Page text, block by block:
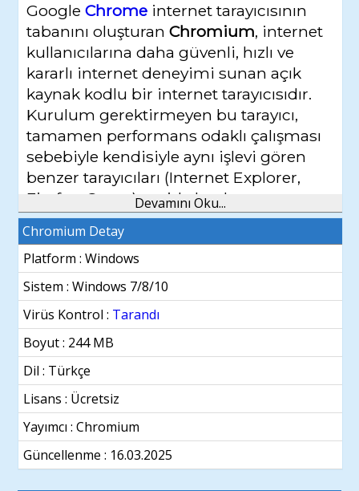
GoogleChrome internet tarayıcısının
tabanını oluşturanChromium, internet
kullanıcılarına daha güvenli, hızlı ve
kararlı internet deneyimi sunan açık
kaynak kodlu bir internet tarayıcısıdır.
Kurulum gerektirmeyen bu tarayıcı,
tamamen performans odaklı çalışması
sebebiyle kendisiyle aynı işlevi gören
benzer tarayıcıları (Internet Explorer,
Firefox, Opera) geride bırakmayı
başarıyor. Başlangıçta, mevcut popüler
internet tarayıcılarına aşina olan
kullanıcılar için arayüzü her ne kadar
basit görünsede diğer internet
tarayıcılarına oranla hızı ve güvenliği
dikkat çekiyor. Tarayıcı üzerinde
normalin aksine fazla düğmeler
bulunmuyor.
Kullanıcılar için yeni bir internet
tarayıcısına geçiş yapmak ve alışmak
her ne kadar zor olsa dahi, Chromium
için bu oldukça kolay. Ücretsiz bir
Devamını Oku...
Chromium Detay
Platform : Windows
Sistem :Windows 7/8/10
Virüs Kontrol : Tarandı
Boyut : 244 MB
Dil : Türkçe
Lisans : Ücretsiz
Yayımcı : Chromium
Güncellenme : 16.03.2025